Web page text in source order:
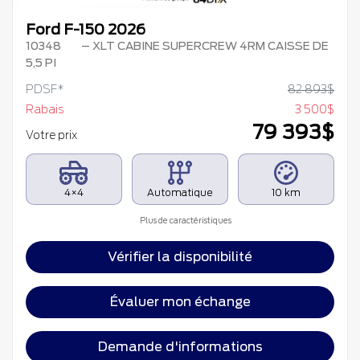
Ford F-150 2026
10348
– XLT CABINE SUPERCREW 4RM CAISSE DE
5,5 PI
PDSF* 82 893$
Rabais
3 500$
Votre prix
79 393$
4×4 Automatique 10 km
Plus de caractéristiques
Vérifier la disponibilité
Évaluer mon échange
Demande d'informations